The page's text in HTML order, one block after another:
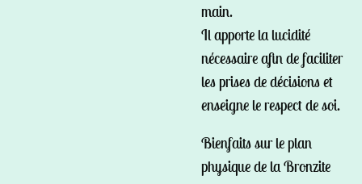
main.
Il apporte la lucidité
nécessaire afin de faciliter
les prises de décisions et
enseigne le respect de soi.
Bienfaits sur le plan
physique de la Bronzite